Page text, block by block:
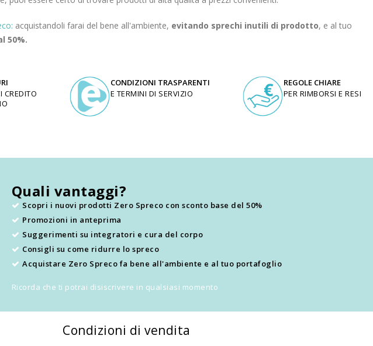
acquistandoli farai del bene all'ambiente, evitando sprechi inutili di prodotto, e al tuo
50%.
CREDITO
CONDIZIONI TRASPARENTI
E TERMINI DI SERVIZIO
REGOLE CHIARE
PER RIMBORSI E RESI
Quali vantaggi?
Scopri i nuovi prodotti Zero Spreco con sconto base del 50%
Promozioni in anteprima
Suggerimenti su integratori e cura del corpo
Consigli su come ridurre lo spreco
Acquistare Zero Spreco fa bene all'ambiente e al tuo portafoglio
Ricorda che ti potrai disiscrivere in qualsiasi momento
Condizioni di vendita